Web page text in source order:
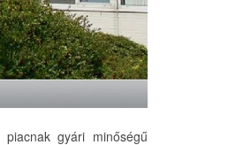
gyári minőségű